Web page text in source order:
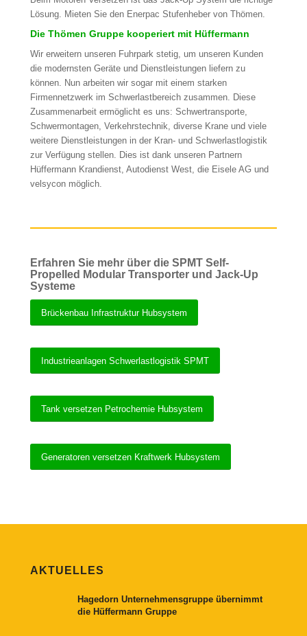
Lösung. Mieten Sie den Enerpac Stufenheber von Thömen.
Die Thömen Gruppe kooperiert mit Hüffermann
Wir erweitern unseren Fuhrpark stetig, um unseren Kunden
die modernsten Geräte und Dienstleistungen liefern zu
können. Nun arbeiten wir sogar mit einem starken
Firmennetzwerk im Schwerlastbereich zusammen. Diese
Zusammenarbeit ermöglicht es uns: Schwertransporte,
Schwermontagen, Verkehrstechnik, diverse Krane und viele
weitere Dienstleistungen in der Kran- und Schwerlastlogistik
zur Verfügung stellen. Dies ist dank unseren Partnern
Hüffermann Krandienst, Autodienst West, die Eisele AG und
velsycon möglich.
Erfahren Sie mehr über die SPMT Self-
Propelled Modular Transporter und Jack-Up
Systeme
Brückenbau Infrastruktur Hubsystem
Industrieanlagen Schwerlastlogistik SPMT
Tank versetzen Petrochemie Hubsystem
Generatoren versetzen Kraftwerk Hubsystem
AKTUELLES
Hagedorn Unternehmensgruppe übernimmt
die Hüffermann Gruppe